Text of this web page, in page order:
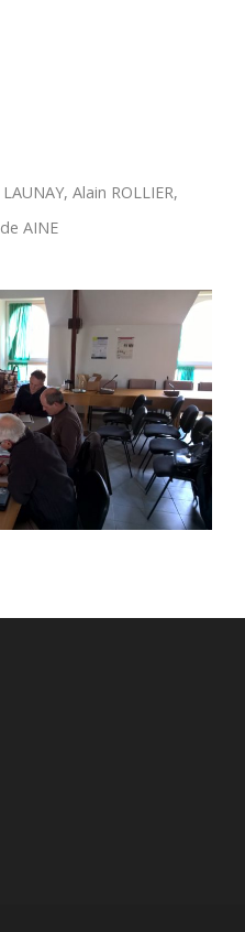
Alain ROLLIER,
AINE